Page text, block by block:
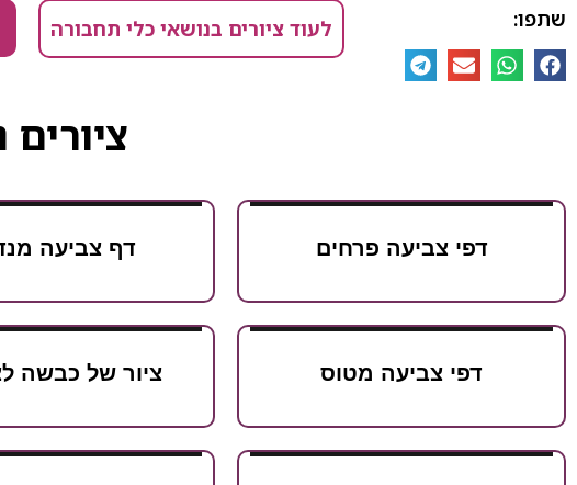
שתפו: לעוד ציורים בנושאי כלי תחבורה
ציורים
דפי צביעה פרחים דף צביעה
דפי צביעה מטוס ציור של כבשה